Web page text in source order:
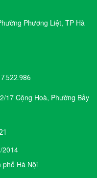
Phương Liệt, TP Hà
17 Cộng Hoà, Phường Bảy
2014
phố Hà Nội